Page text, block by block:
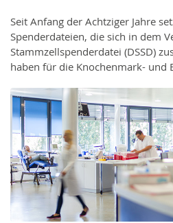
Seit Anfang der Achtziger Jahre
Spenderdateien, die sich in dem
Stammzellspenderdatei (DSSD)
haben für die Knochenmark- und